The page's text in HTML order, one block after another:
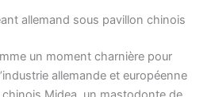
allemand sous pavillon chinois
un moment charnière pour
allemande et européenne